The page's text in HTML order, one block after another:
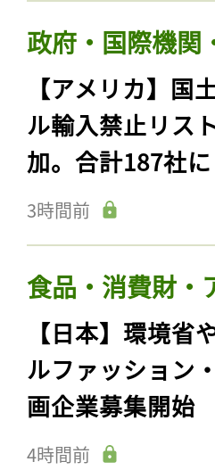
政府・国際機関
【アメリカ】国
ル輸入禁止リス
加。合計187社に
3時間前
食品・消費財・
【日本】環境省
ルファッション
画企業募集開始
4時間前